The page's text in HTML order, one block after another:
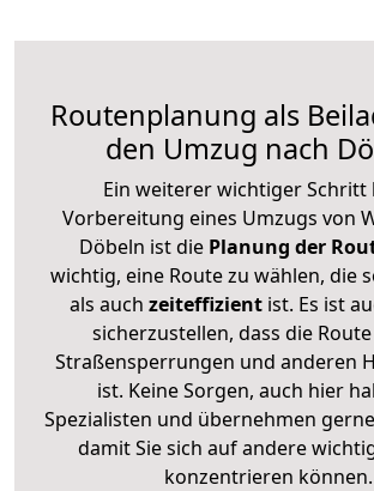
Routenplanung als
den Umzug nach
Ein weiterer wichtiger Schritt
Vorbereitung eines Umzugs von
Döbeln ist die Planung der
wichtig, eine Route zu wählen, die
als auch zeiteffizientist. Es ist
sicherzustellen, dass die
Straßensperrungen und anderen
ist. Keine Sorgen, auch hier
Spezialisten und übernehmen
damit Sie sich auf andere
konzentrieren können.